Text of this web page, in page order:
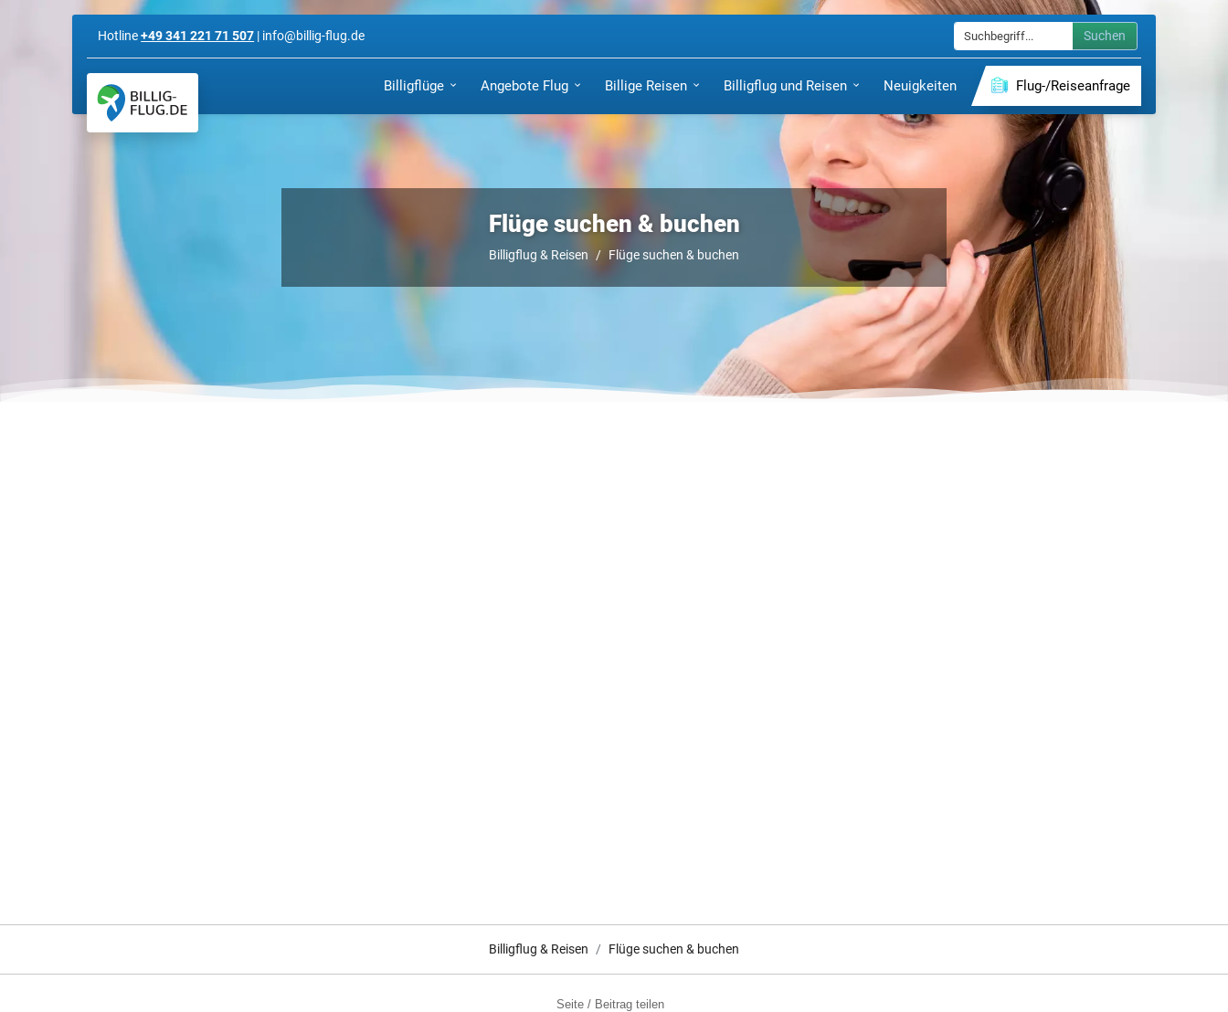
Hotline+49 341 221 71 507 | info@billig-flug.de Suchen
Billigflüge Angebote Flug Billige Reisen Billigflug und Reisen Neuigkeiten Flug-/Reiseanfrage
Flüge suchen & buchen
Billigflug & Reisen Flüge suchen & buchen
Billigflug & Reisen Flüge suchen & buchen
Seite / Beitrag teilen